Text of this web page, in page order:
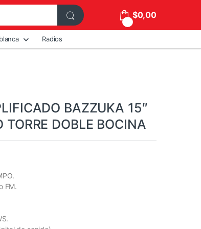
$0,00
Radios
BAZZUKA 15″
DOBLE BOCINA
FM.